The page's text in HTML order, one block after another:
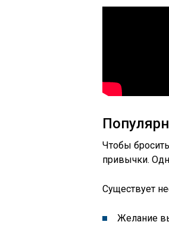
Чтобы
привычки.
Существует
Желание